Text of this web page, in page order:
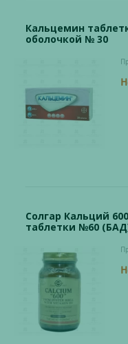
Кальцемин
оболочкой № 30
Солгар Кальций
таблетки №60